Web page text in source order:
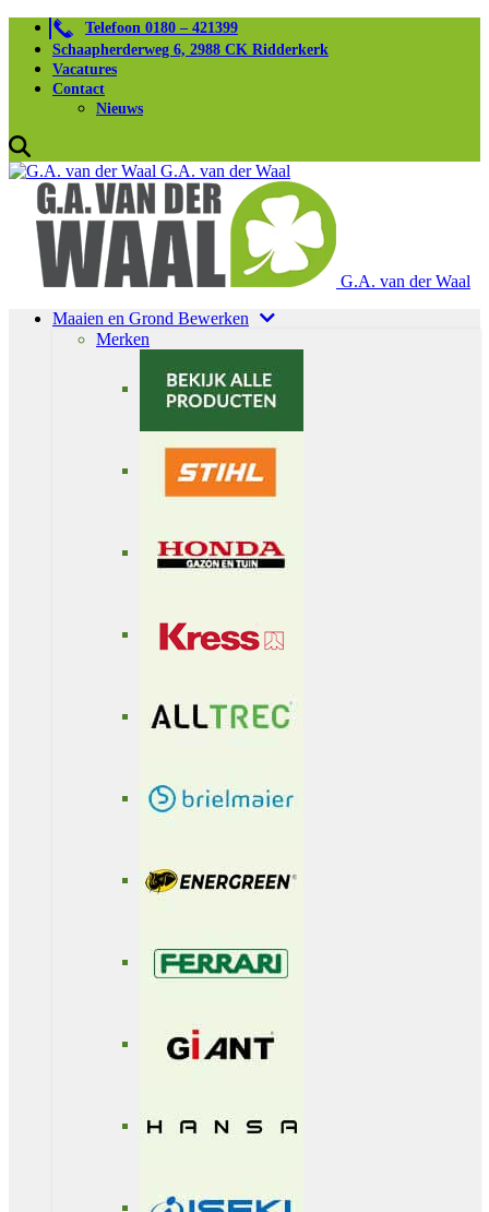
Telefoon 0180 – 421399
Schaapherderweg 6, 2988 CK Ridderkerk
Vacatures
Contact
Nieuws
G.A. van der Waal
G.A. van der Waal
Maaien en Grond Bewerken
Merken